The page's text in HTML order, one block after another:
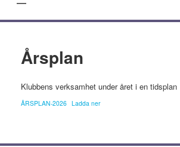
Årsplan
Klubbens verksamhet under året i en tidsplan
ÅRSPLAN-2026 Ladda ner